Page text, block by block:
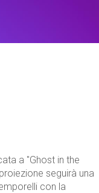
a "Ghost in the
seguirà una
con la